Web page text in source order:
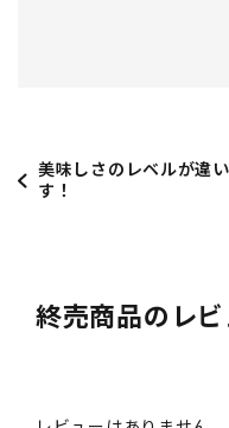
美味しさのレベルが違
す！
終売商品のレ